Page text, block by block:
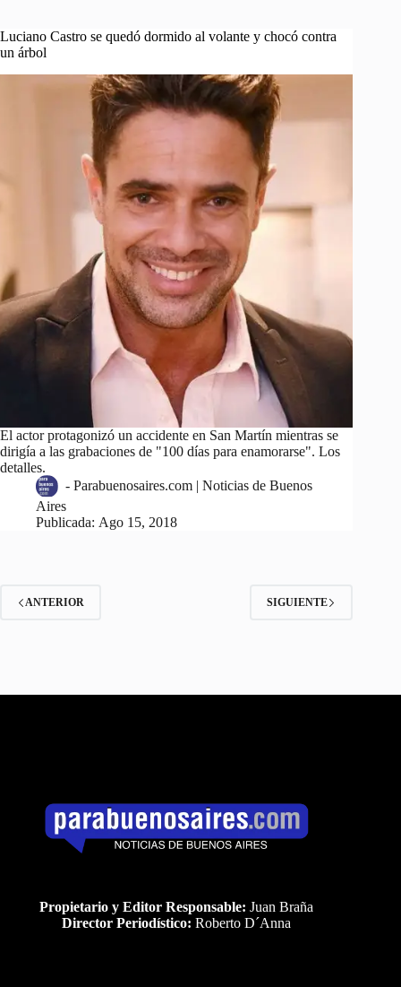
Luciano Castro se quedó dormido al volante y chocó contra
un árbol
El actor protagonizó un accidente en San Martín mientras se
dirigía a las grabaciones de "100 días para enamorarse". Los
detalles.
- Parabuenosaires.com | Noticias de Buenos
Aires
Publicada: Ago 15, 2018
ANTERIOR SIGUIENTE
Propietario y Editor Responsable: Juan Braña
Director Periodístico: Roberto D´Anna